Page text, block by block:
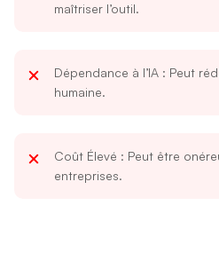
maîtriser l’outil.
Dépendance à l’IA : Peut
humaine.
Coût Élevé : Peut être
entreprises.